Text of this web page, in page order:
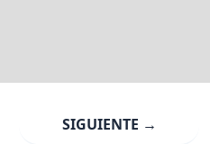
SIGUIENTE →